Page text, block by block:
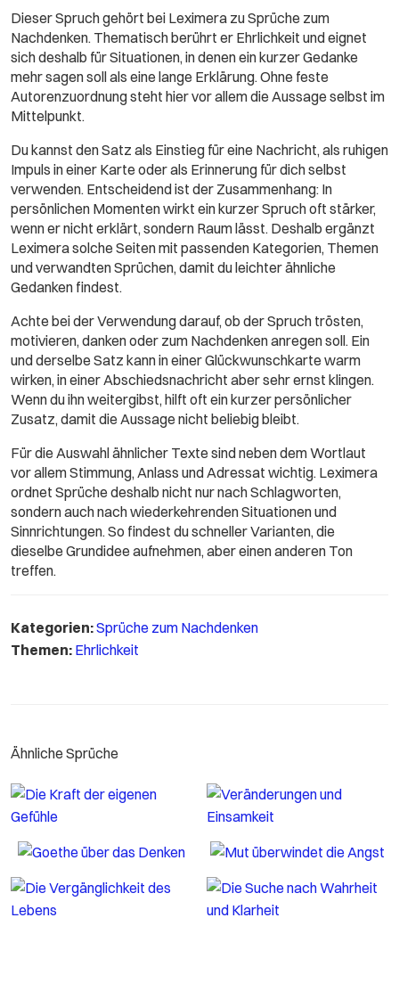
Dieser Spruch gehört bei Leximera zu Sprüche zum
Nachdenken. Thematisch berührt er Ehrlichkeit und eignet
sich deshalb für Situationen, in denen ein kurzer Gedanke
mehr sagen soll als eine lange Erklärung. Ohne feste
Autorenzuordnung steht hier vor allem die Aussage selbst im
Mittelpunkt.
Du kannst den Satz als Einstieg für eine Nachricht, als ruhigen
Impuls in einer Karte oder als Erinnerung für dich selbst
verwenden. Entscheidend ist der Zusammenhang: In
persönlichen Momenten wirkt ein kurzer Spruch oft stärker,
wenn er nicht erklärt, sondern Raum lässt. Deshalb ergänzt
Leximera solche Seiten mit passenden Kategorien, Themen
und verwandten Sprüchen, damit du leichter ähnliche
Gedanken findest.
Achte bei der Verwendung darauf, ob der Spruch trösten,
motivieren, danken oder zum Nachdenken anregen soll. Ein
und derselbe Satz kann in einer Glückwunschkarte warm
wirken, in einer Abschiedsnachricht aber sehr ernst klingen.
Wenn du ihn weitergibst, hilft oft ein kurzer persönlicher
Zusatz, damit die Aussage nicht beliebig bleibt.
Für die Auswahl ähnlicher Texte sind neben dem Wortlaut
vor allem Stimmung, Anlass und Adressat wichtig. Leximera
ordnet Sprüche deshalb nicht nur nach Schlagworten,
sondern auch nach wiederkehrenden Situationen und
Sinnrichtungen. So findest du schneller Varianten, die
dieselbe Grundidee aufnehmen, aber einen anderen Ton
treffen.
Kategorien:Sprüche zum Nachdenken
Themen: Ehrlichkeit
Ähnliche Sprüche